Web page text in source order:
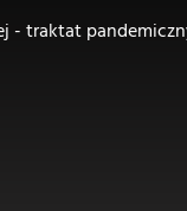
- traktat